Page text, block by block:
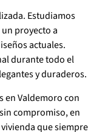
Estudiamos
proyecto a
actuales.
durante todo el
y duraderos.
en Valdemoro con
compromiso, en
que siempre